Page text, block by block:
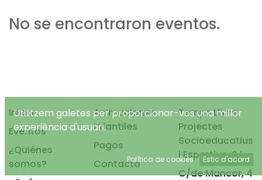
No se encontraron eventos.
Inicio
Eventos
¿Quiénes
somos?
Animaciones
infantiles
Pagos
Contacto
Temps Lliure
Projectes
Socioeducatius
i Esportius, S.L.
C/de Mancor, 4
Utilitzem galetes per proporcionar-vos una millor
experiència d'usuari.
Política de cookies Estic d'acord